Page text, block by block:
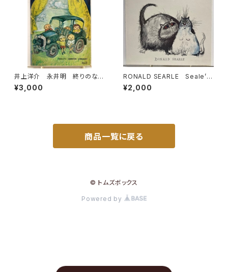
井上洋介 永井明 終りのない
道 1969年 初版 函 理論
社
¥3,000
RONALD SEARLE Seale’s
Cats 1967年初版の1973年
４刷 DENNIS DOBSON
¥2,000
商品一覧に戻る
© トムズボックス
Powered by